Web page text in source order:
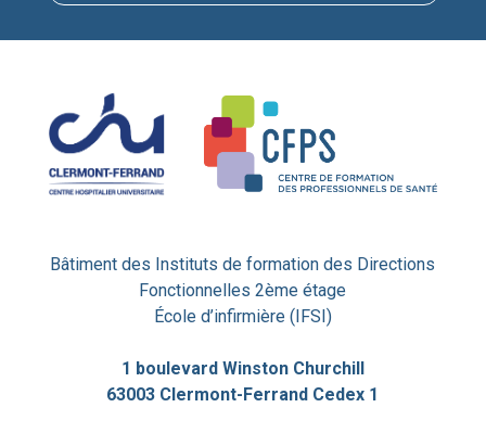
Bâtiment des Instituts de formation des Directions
Fonctionnelles 2ème étage
École d’infirmière (IFSI)
1 boulevard Winston Churchill
63003 Clermont-Ferrand Cedex 1